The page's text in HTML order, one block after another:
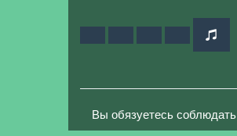
Вы обязуетесь соблюдать